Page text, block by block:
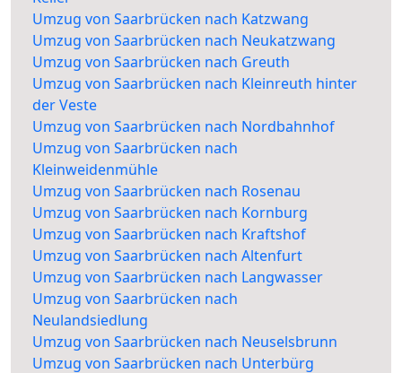
Umzug von Saarbrücken nach Katzwang
Umzug von Saarbrücken nach Neukatzwang
Umzug von Saarbrücken nach Greuth
Umzug von Saarbrücken nach Kleinreuth hinter
der Veste
Umzug von Saarbrücken nach Nordbahnhof
Umzug von Saarbrücken nach
Kleinweidenmühle
Umzug von Saarbrücken nach Rosenau
Umzug von Saarbrücken nach Kornburg
Umzug von Saarbrücken nach Kraftshof
Umzug von Saarbrücken nach Altenfurt
Umzug von Saarbrücken nach Langwasser
Umzug von Saarbrücken nach
Neulandsiedlung
Umzug von Saarbrücken nach Neuselsbrunn
Umzug von Saarbrücken nach Unterbürg